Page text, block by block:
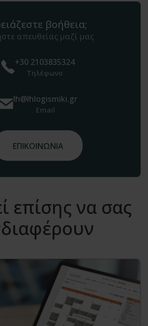
βοήθεια;
απευθείας μαζί μας
+30 2103835324
Τηλέφωνο
lh@lhlogismiki.gr
Email
ΕΠΙΚΟΙΝΩΝΙΑ
επίσης να σας